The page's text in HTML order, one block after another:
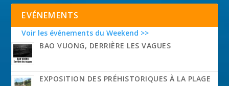
EVÉNEMENTS
Voir les événements du Weekend >>
BAO VUONG, DERRIÈRE LES VAGUES
EXPOSITION DES PRÉHISTORIQUES À LA PLAGE